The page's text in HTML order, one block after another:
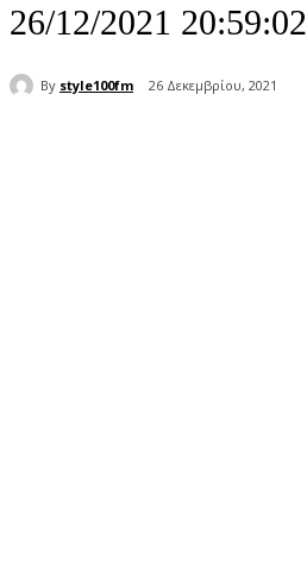
26/12/2021 20:59:02
By style100fm 26 Δεκεμβρίου, 2021